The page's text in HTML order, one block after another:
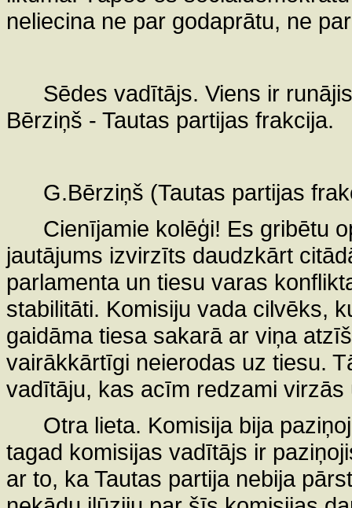
neliecina ne par godaprātu, ne
Sēdes vadītājs. Viens ir
Bērziņš - Tautas partijas frakcija.
G.Bērziņš (Tautas partijas
Cienījamie kolēģi! Es gribētu
jautājums izvirzīts daudzkārt
parlamenta un tiesu varas
stabilitāti. Komisiju vada cilvēks,
gaidāma tiesa sakarā ar viņa
vairākkārtīgi neierodas uz tiesu.
vadītāju, kas acīm redzami virzās
Otra lieta. Komisija bija
tagad komisijas vadītājs ir
ar to, ka Tautas partija nebija